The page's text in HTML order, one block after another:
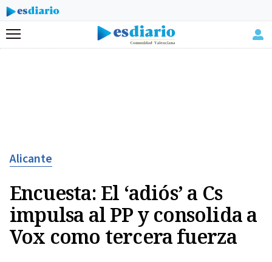
Menú
Alicante
Encuesta: El ‘adiós’ a Cs
impulsa al PP y consolida a
Vox como tercera fuerza